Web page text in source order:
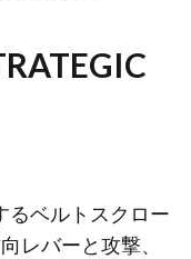
るベルトスクロー
レバーと攻撃、